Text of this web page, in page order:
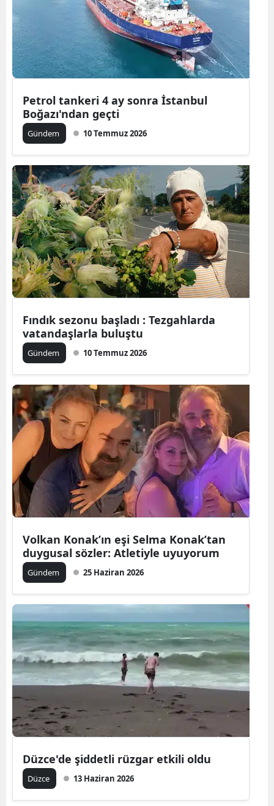
Yozgat
Zonguldak
Aksaray
Batman
Şırnak
Bartın
Ardahan
Iğdır
Yalova
Osmaniye
Petrol tankeri 4 ay sonra İstanbul
Boğazı'ndan geçti
Gündem 10 Temmuz 2026
Fındık sezonu başladı : Tezgahlarda
vatandaşlarla buluştu
Gündem 10 Temmuz 2026
Volkan Konak’ın eşi Selma Konak’tan
duygusal sözler: Atletiyle uyuyorum
Gündem 25 Haziran 2026
Düzce'de şiddetli rüzgar etkili oldu
Düzce 13 Haziran 2026